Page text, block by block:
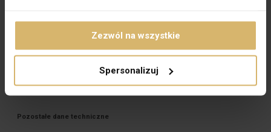
Zezwól na wszystkie
Spersonalizuj
Wariant Zwykły
PKWIU 27.33.11.0
Pozostałe dane techniczne